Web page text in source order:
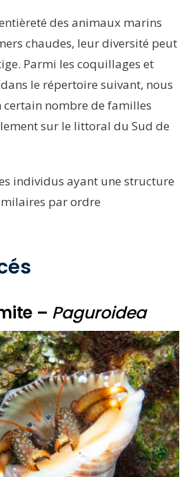
des animaux marins
chaudes, leur diversité peut
Parmi les coquillages et
le répertoire suivant, nous
nombre de familles
sur le littoral du Sud de
individus ayant une structure
par ordre
– Paguroidea